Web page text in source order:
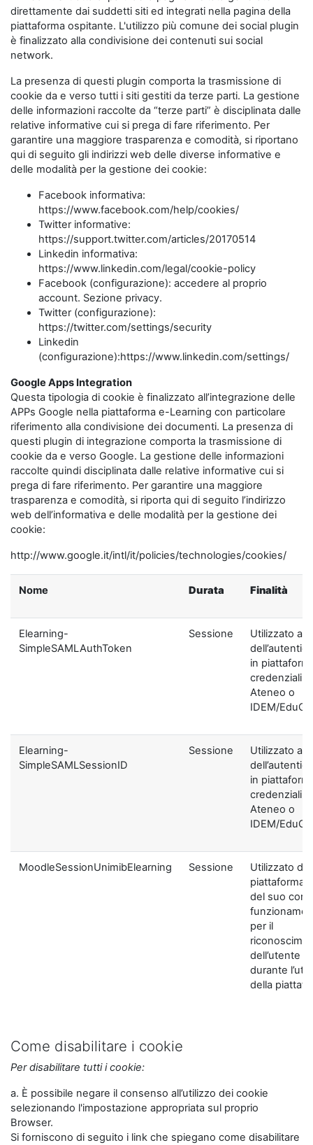
direttamente dai suddetti siti ed integrati nella pagina della
piattaforma ospitante. L'utilizzo più comune dei social plugin
è finalizzato alla condivisione dei contenuti sui social
network.
La presenza di questi plugin comporta la trasmissione di
cookie da e verso tutti i siti gestiti da terze parti. La gestione
delle informazioni raccolte da “terze parti” è disciplinata dalle
relative informative cui si prega di fare riferimento. Per
garantire una maggiore trasparenza e comodità, si riportano
qui di seguito gli indirizzi web delle diverse informative e
delle modalità per la gestione dei cookie:
Facebook informativa:
https://www.facebook.com/help/cookies/
Twitter informative:
https://support.twitter.com/articles/20170514
Linkedin informativa:
https://www.linkedin.com/legal/cookie-policy
Facebook (configurazione): accedere al proprio
account. Sezione privacy.
Twitter (configurazione):
https://twitter.com/settings/security
Linkedin
(configurazione):https://www.linkedin.com/settings/
Google Apps Integration
Questa tipologia di cookie è finalizzato all’integrazione delle
APPs Google nella piattaforma e-Learning con particolare
riferimento alla condivisione dei documenti. La presenza di
questi plugin di integrazione comporta la trasmissione di
cookie da e verso Google. La gestione delle informazioni
raccolte quindi disciplinata dalle relative informative cui si
prega di fare riferimento. Per garantire una maggiore
trasparenza e comodità, si riporta qui di seguito l’indirizzo
web dell’informativa e delle modalità per la gestione dei
cookie:
http://www.google.it/intl/it/policies/technologies/cookies/
Nome Durata Finalità
Elearning-
SimpleSAMLAuthToken
Sessione
Utilizzato ai
in
credenziali di
Ateneo o
IDEM/
Elearning-
SimpleSAMLSessionID
Sessione
Utilizzato ai
in
credenziali di
Ateneo o
IDEM/
MoodleSessionUnimibElearning Sessione
Utilizzato
piattaforma
del suo
per il
dell’utente
durante
della
Come disabilitare i cookie
Per disabilitare tutti i cookie:
a. È possibile negare il consenso all’utilizzo dei cookie
selezionando l'impostazione appropriata sul proprio
Browser.
Si forniscono di seguito i link che spiegano come disabilitare